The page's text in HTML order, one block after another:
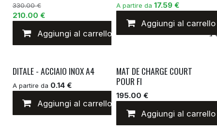
330.00 €
210.00 €
Aggiungi al carrello Aggiungi alla lista
A partire da 17.59 €
Aggiungi al carrello
DITALE - ACCIAIO INOX A4
A partire da 0.14 €
Aggiungi al carrello Aggiungi alla lista
MAT DE CHARGE COURT
POUR FI
195.00 €
Aggiungi al carrello